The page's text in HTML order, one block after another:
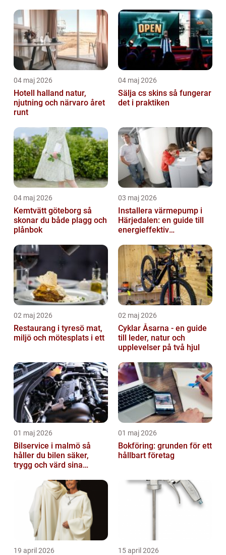
04 maj 2026
Hotell halland natur,
njutning och närvaro året
runt
04 maj 2026
Sälja cs skins så fungerar
det i praktiken
04 maj 2026
Kemtvätt göteborg så
skonar du både plagg och
plånbok
03 maj 2026
Installera värmepump i
Härjedalen: en guide till
energieffektiv
02 maj 2026
Restaurang i tyresö mat,
miljö och mötesplats i ett
02 maj 2026
Cyklar Åsarna - en guide
till leder, natur och
upplevelser på två hjul
01 maj 2026
Bilservice i malmö så
håller du bilen säker,
trygg och värd sina
01 maj 2026
Bokföring: grunden för ett
hållbart företag
19 april 2026 15 april 2026